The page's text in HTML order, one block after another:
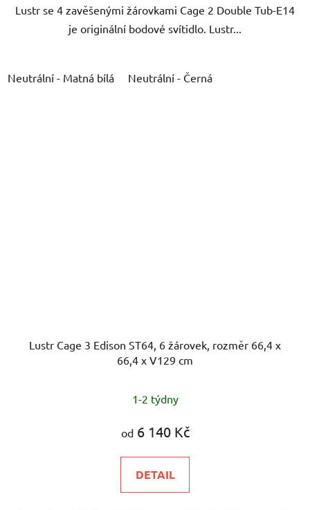
Lustr se 4 zavěšenými žárovkami Cage 2 Double Tub-E14
je originální bodové svítidlo. Lustr...
Neutrální - Matná bílá Neutrální - Černá
Lustr Cage 3 Edison ST64, 6 žárovek, rozměr 66,4 x
66,4 x V129 cm
1-2 týdny
od6 140 Kč
DETAIL